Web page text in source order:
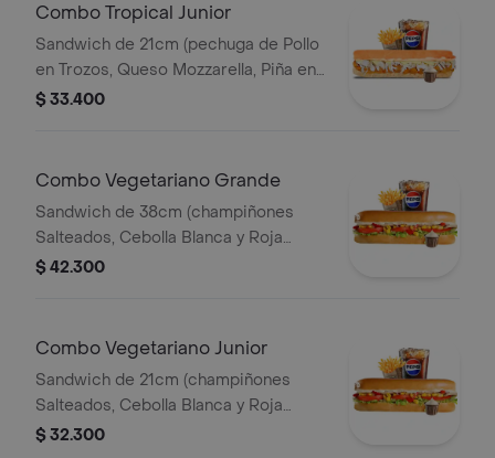
Combo Tropical Junior
Sandwich de 21cm (pechuga de Pollo
en Trozos, Queso Mozzarella, Piña en
Trozos y Salsa de Ajo) Papa Francesa
$ 33.400
Combo Vegetariano Grande
Sandwich de 38cm (champiñones
Salteados, Cebolla Blanca y Roja
Salteadas, Lechuga,pimenton,maiz
$ 42.300
Combo Vegetariano Junior
Sandwich de 21cm (champiñones
Salteados, Cebolla Blanca y Roja
Salteadas, Lechuga,pimenton,maiz
$ 32.300